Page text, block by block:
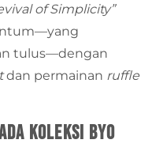
of Simplicity”
tulus—dengan
dan permainan ruffle
Koleksi byo